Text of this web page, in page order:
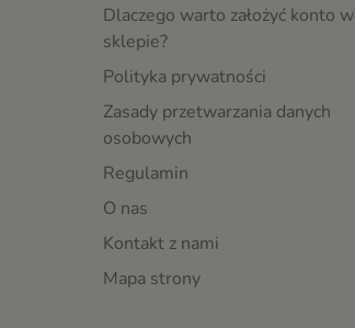
Dlaczego warto założyć konto w
sklepie?
Polityka prywatności
Zasady przetwarzania danych
osobowych
Regulamin
O nas
Kontakt z nami
Mapa strony